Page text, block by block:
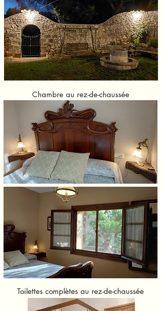
Chambre au rez-de-chaussée
Toilettes complètes au rez-de-chaussée